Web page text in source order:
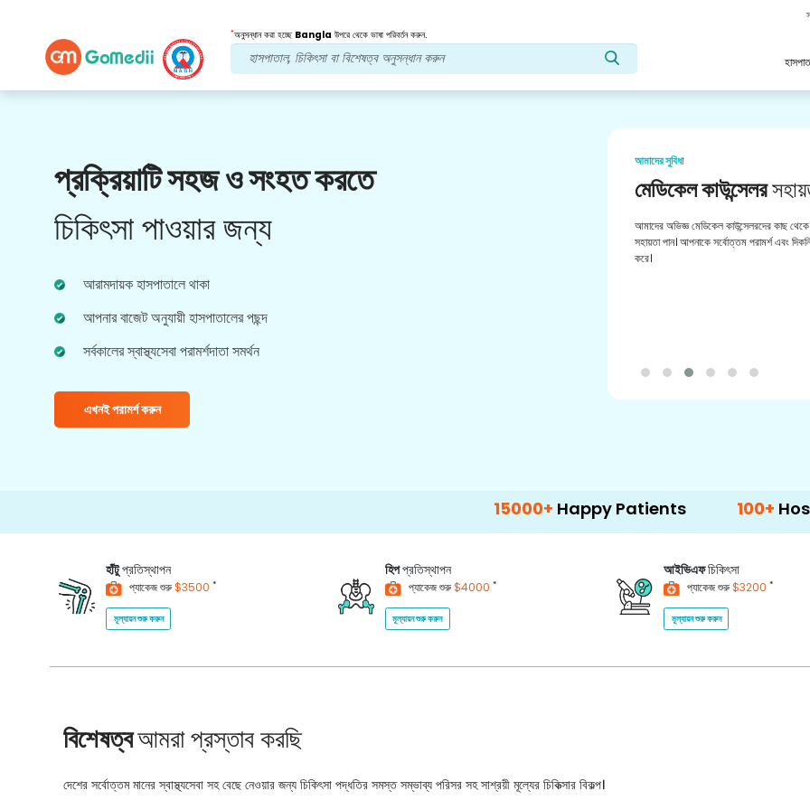
*অনুসন্ধান করা হচ্ছে Bangla উপরে থেকে ভাষা পরিবর্তন করুন.
প্রক্রিয়াটি সহজ ও সংহত করতে
চিকিৎসা পাওয়ার জন্য
আরামদায়ক হাসপাতালে থাকা
আপনার বাজেট অনুযায়ী হাসপাতালের পছন্দ
সর্বকালের স্বাস্থ্যসেবা পরামর্শদাতা সমর্থন
এখনই পরামর্শ করুন
আমাদের সুবিধা
পোস্ট চিকিত্সাঅনুসরণ যত্ন
আপনার সমস্যার সমাধান করার জন্য আমাদের দলের সাথে 24x7
চিকিৎসা এবং রোগীর সহায়তা পান। আপনার চিকিৎসার
আমাদের সুবিধা
মেডিকেল কাউন্সেলর
আমাদের অভিজ্ঞ মেডিকেল কাউন্সেলরদের কাছ থেকে
সহায়তা পান। আপনাকে সর্বোত্তম পরামর্শ এবং
করে।
Happy Patients 100+ Hospitals &
হাঁটুপ্রতিস্থাপন
প্যাকেজ শুরু$3500 *
মূল্যায়ন শুরু করুন
হিপপ্রতিস্থাপন
প্যাকেজ শুরু$4000 *
মূল্যায়ন শুরু করুন
আইভিএফচিকিৎসা
প্যাকেজ শুরু$3200 *
মূল্যায়ন শুরু করুন
বিশেষত্বআমরা প্রস্তাব করছি
দেশের সর্বোত্তম মানের স্বাস্থ্যসেবা সহ বেছে নেওয়ার জন্য চিকিৎসা পদ্ধতির সমস্ত সম্ভাব্য পরিসর সহ সাশ্রয়ী মূল্যের চিকিত্সার বিকল্প।